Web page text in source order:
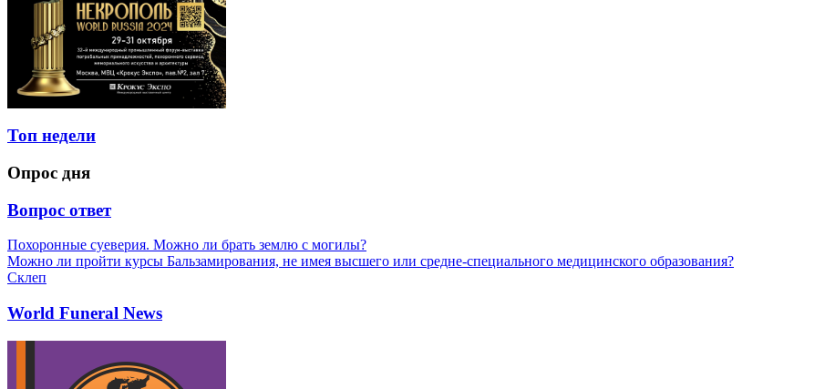
Топ недели
Опрос дня
Вопрос ответ
Похоронные суеверия. Можно ли брать землю с могилы?
Можно ли пройти курсы Бальзамирования, не имея высшего или средне-специального медицинского образования?
Склеп
World Funeral News